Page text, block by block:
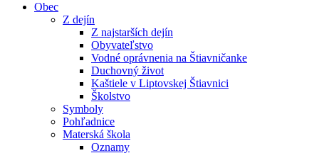
Obec
Z dejín
Z najstarších dejín
Obyvateľstvo
Vodné oprávnenia na Štiavničanke
Duchovný život
Kaštiele v Liptovskej Štiavnici
Školstvo
Symboly
Pohľadnice
Materská škola
Oznamy